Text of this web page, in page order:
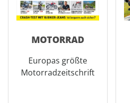
MOTORRAD
Europas größte
Motorradzeitschrift